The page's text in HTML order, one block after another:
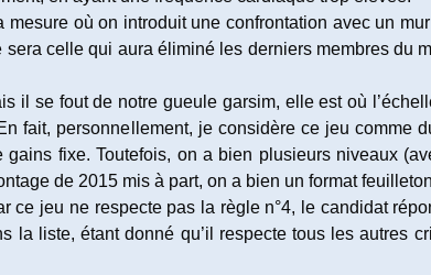
où on introduit une confrontation avec un
sera celle qui aura éliminé les derniers membres
il se fout de notre gueule garsim, elle est où
fait, personnellement, je considère ce jeu comme
fixe. Toutefois, on a bien plusieurs niveaux
de 2015 mis à part, on a bien un format
jeu ne respecte pas la règle n°4, le candidat
liste, étant donné qu’il respecte tous les autres